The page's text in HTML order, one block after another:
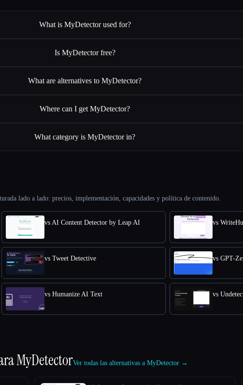
What is MyDetector used for?
Is MyDetector free?
What are alternatives to MyDetector?
Where can I get MyDetector?
What category is MyDetector in?
lado a lado: precios, implementación, capacidades y política de contenido.
vs AI Content Detector by Leap AI vs
vs Tweet Detective vs GPT-
vs Humanize AI Text vs
MyDetectorVer todas las alternativas a MyDetector →